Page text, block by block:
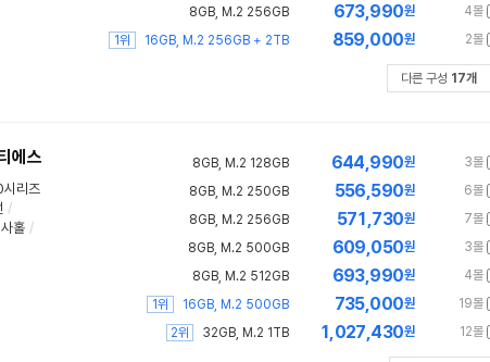
4몰
673,990원
8GB, M.2 256GB
2몰
859,000원
1위 16GB, M.2 256GB + 2TB
다른 구성 17개
에스
리즈
/
홀 /
3몰
644,990원
8GB, M.2 128GB
6몰
556,590원
8GB, M.2 250GB
7몰
571,730원
8GB, M.2 256GB
3몰
609,050원
8GB, M.2 500GB
4몰
693,990원
8GB, M.2 512GB
19몰
735,000원
1위
16GB, M.2 500GB
12몰
1,027,430원
2위 32GB, M.2 1TB